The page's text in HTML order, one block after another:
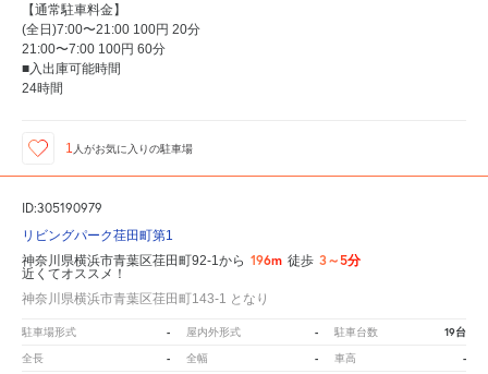
【通常駐車料金】
(全日)7:00〜21:00 100円 20分
21:00〜7:00 100円 60分
■入出庫可能時間
24時間
1 人がお気に入りの駐車場
ID:305190979
リビングパーク荏田町第1
神奈川県横浜市青葉区荏田町92-1から 196m 徒歩 3～5分
近くてオススメ！
神奈川県横浜市青葉区荏田町143-1 となり
駐車場形式 - 屋内外形式 - 駐車台数 19台
全長 - 全幅 - 車高 -